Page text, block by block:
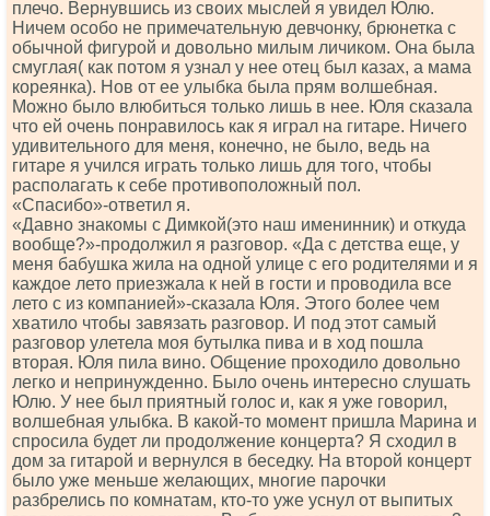
плечо. Вернувшись из своих мыслей я увидел Юлю.
Ничем особо не примечательную девчонку, брюнетка с
обычной фигурой и довольно милым личиком. Она была
смуглая( как потом я узнал у нее отец был казах, а мама
кореянка). Нов от ее улыбка была прям волшебная.
Можно было влюбиться только лишь в нее. Юля сказала
что ей очень понравилось как я играл на гитаре. Ничего
удивительного для меня, конечно, не было, ведь на
гитаре я учился играть только лишь для того, чтобы
располагать к себе противоположный пол.
«Спасибо»-ответил я.
«Давно знакомы с Димкой(это наш именинник) и откуда
вообще?»-продолжил я разговор. «Да с детства еще, у
меня бабушка жила на одной улице с его родителями и я
каждое лето приезжала к ней в гости и проводила все
лето с из компанией»-сказала Юля. Этого более чем
хватило чтобы завязать разговор. И под этот самый
разговор улетела моя бутылка пива и в ход пошла
вторая. Юля пила вино. Общение проходило довольно
легко и непринужденно. Было очень интересно слушать
Юлю. У нее был приятный голос и, как я уже говорил,
волшебная улыбка. В какой-то момент пришла Марина и
спросила будет ли продолжение концерта? Я сходил в
дом за гитарой и вернулся в беседку. На второй концерт
было уже меньше желающих, многие парочки
разбрелись по комнатам, кто-то уже уснул от выпитых